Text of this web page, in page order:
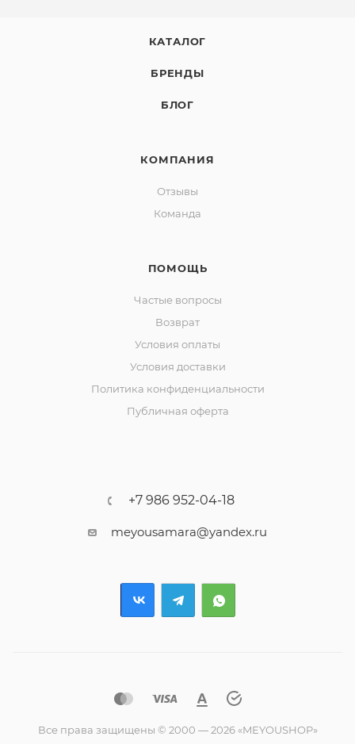
КАТАЛОГ
БРЕНДЫ
БЛОГ
КОМПАНИЯ
Отзывы
Команда
ПОМОЩЬ
Частые вопросы
Возврат
Условия оплаты
Условия доставки
Политика конфиденциальности
Публичная оферта
+7 986 952-04-18
meyousamara@yandex.ru
Все права защищены © 2000 — 2026 «MEYOUSHOP»